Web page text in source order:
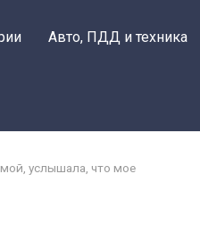
Авто, ПДД и техника
услышала, что мое